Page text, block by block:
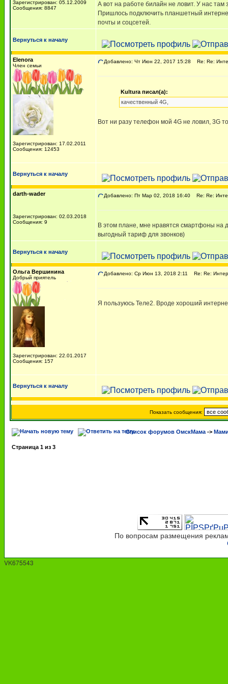
Зарегистрирован: 05.12.2009
Сообщения: 8847
А вот на работе билайн не ловит. У нас
Пришлось подключить планшетный
почты и соцсетей.
Вернуться к началу
Elenora
Член семьи
Зарегистрирован: 17.02.2011
Сообщения: 12453
Добавлено: Чт Июн 22, 2017 15:28 Re: Re:
Kultura писал(а):
качественный 4G,
Вот ни разу телефон мой 4G не ловил, 3G
Вернуться к началу
darth-wader
Зарегистрирован: 02.03.2018
Сообщения: 9
Добавлено: Пт Мар 02, 2018 16:40 Re: Re:
В этом плане, мне нравятся смартфоны на
выгодный тариф для звонков)
Вернуться к началу
Ольга Вершинина
Добрый приятель
Зарегистрирован: 22.01.2017
Сообщения: 157
Добавлено: Ср Июн 13, 2018 2:11 Re: Re:
Я пользуюсь Теле2. Вроде хороший
Вернуться к началу
Показать сообщения:
Список форумов ОмскМама ->
Страница 1 из 3
По вопросам размещения
VK675543